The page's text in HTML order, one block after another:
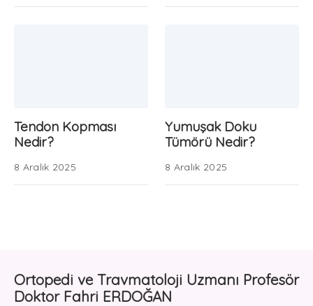
Tendon Kopması
Nedir?
8 Aralık 2025
Yumuşak Doku
Tümörü Nedir?
8 Aralık 2025
Ortopedi ve Travmatoloji Uzmanı Profesör
Doktor Fahri ERDOĞAN